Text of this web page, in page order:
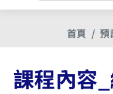
首頁 預
課程內容